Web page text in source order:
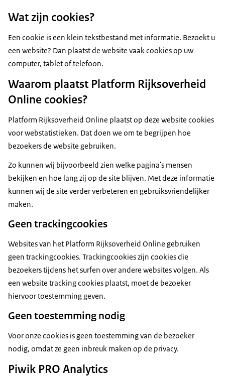
Wat zijn cookies?
Een cookie is een klein tekstbestand met informatie. Bezoekt u
een website? Dan plaatst de website vaak cookies op uw
computer, tablet of telefoon.
Waarom plaatst Platform Rijksoverheid
Online cookies?
Platform Rijksoverheid Online plaatst op deze website cookies
voor webstatistieken. Dat doen we om te begrijpen hoe
bezoekers de website gebruiken.
Zo kunnen wij bijvoorbeeld zien welke pagina's mensen
bekijken en hoe lang zij op de site blijven. Met deze informatie
kunnen wij de site verder verbeteren en gebruiksvriendelijker
maken.
Geen trackingcookies
Websites van het Platform Rijksoverheid Online gebruiken
geen trackingcookies. Trackingcookies zijn cookies die
bezoekers tijdens het surfen over andere websites volgen. Als
een website tracking cookies plaatst, moet de bezoeker
hiervoor toestemming geven.
Geen toestemming nodig
Voor onze cookies is geen toestemming van de bezoeker
nodig, omdat ze geen inbreuk maken op de privacy.
Piwik PRO Analytics